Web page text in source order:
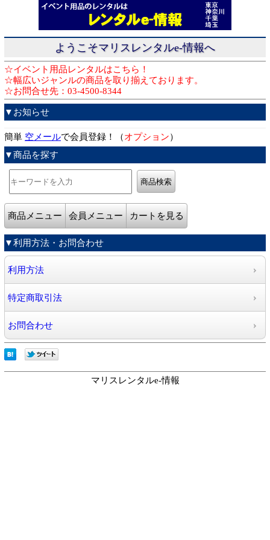
ようこそマリスレンタルe-情報へ
☆イベント用品レンタルはこちら！
☆幅広いジャンルの商品を取り揃えております。
☆お問合せ先：03-4500-8344
▼お知らせ
簡単 空メールで会員登録！（オプション）
▼商品を探す
商品メニュー 会員メニュー カートを見る
▼利用方法・お問合わせ
利用方法
特定商取引法
お問合わせ
マリスレンタルe-情報